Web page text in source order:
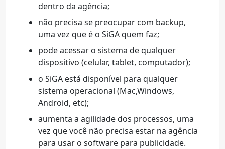
dentro da agência;
não precisa se preocupar com backup,
uma vez que é o SiGA quem faz;
pode acessar o sistema de qualquer
dispositivo (celular, tablet, computador);
o SiGA está disponível para qualquer
sistema operacional (Mac,Windows,
Android, etc);
aumenta a agilidade dos processos, uma
vez que você não precisa estar na agência
para usar o software para publicidade.